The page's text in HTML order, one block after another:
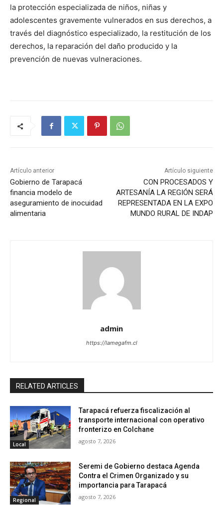
la protección especializada de niños, niñas y
adolescentes gravemente vulnerados en sus derechos, a
través del diagnóstico especializado, la restitución de los
derechos, la reparación del daño producido y la
prevención de nuevas vulneraciones.
Artículo anterior
Gobierno de Tarapacá
financia modelo de
aseguramiento de inocuidad
alimentaria
Artículo siguiente
CON PROCESADOS Y
ARTESANÍA LA REGIÓN SERÁ
REPRESENTADA EN LA EXPO
MUNDO RURAL DE INDAP
admin
https://lamegafm.cl
RELATED ARTICLES
Local
Tarapacá refuerza fiscalización al
transporte internacional con operativo
fronterizo en Colchane
agosto 7, 2026
Regional
Seremi de Gobierno destaca Agenda
Contra el Crimen Organizado y su
importancia para Tarapacá
agosto 7, 2026